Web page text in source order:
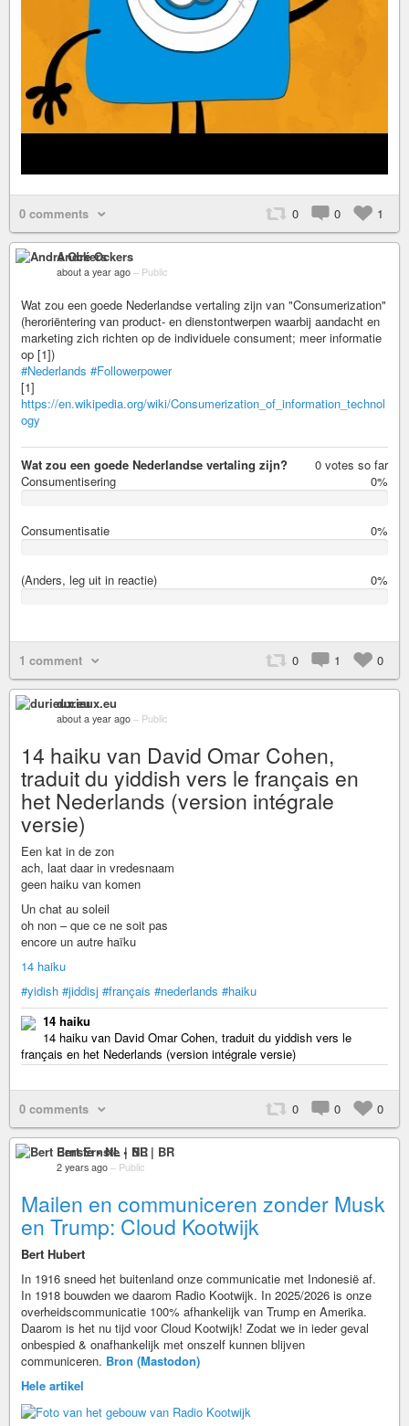
0 comments 0 0 1
André Ockers
about a year ago – Public
Wat zou een goede Nederlandse vertaling zijn van "Consumerization"
(heroriëntering van product- en dienstontwerpen waarbij aandacht en
marketing zich richten op de individuele consument; meer informatie
op [1])
#Nederlands #Followerpower
[1]
https://en.wikipedia.org/wiki/Consumerization_of_information_technol
ogy
0 votes so far
Wat zou een goede Nederlandse vertaling zijn?
0%
Consumentisering
0%
Consumentisatie
0%
(Anders, leg uit in reactie)
1 comment 0 1 0
durieux.eu
about a year ago – Public
14 haiku van David Omar Cohen,
traduit du yiddish vers le français en
het Nederlands (version intégrale
versie)
Een kat in de zon
ach, laat daar in vredesnaam
geen haiku van komen
Un chat au soleil
oh non – que ce ne soit pas
encore un autre haïku
14 haiku
#yidish #jiddisj #français #nederlands #haiku
14 haiku
14 haiku van David Omar Cohen, traduit du yiddish vers le
français en het Nederlands (version intégrale versie)
0 comments 0 0 0
Bert Ernste • NL | BR
2 years ago – Public
Mailen en communiceren zonder Musk
en Trump: Cloud Kootwijk
Bert Hubert
In 1916 sneed het buitenland onze communicatie met Indonesië af.
In 1918 bouwden we daarom Radio Kootwijk. In 2025/2026 is onze
overheidscommunicatie 100% afhankelijk van Trump en Amerika.
Daarom is het nu tijd voor Cloud Kootwijk! Zodat we in ieder geval
onbespied & onafhankelijk met onszelf kunnen blijven
communiceren. Bron (Mastodon)
Hele artikel